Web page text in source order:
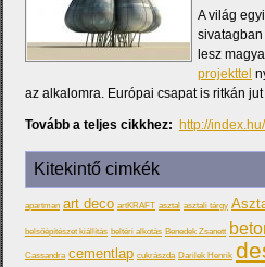
A világ
lesz
projekttel
az alkalomra. Európai csapat is ritkán
Tovább a teljes cikkhez: http://
Kitekintő cimkék
apartman art deco artKRAFT asztal asztali tárgy
belsőépítészet kiállítás beltéri alkotás Benedek Zsanett
Cassandra cementlap cukrászda Darilek Henrik